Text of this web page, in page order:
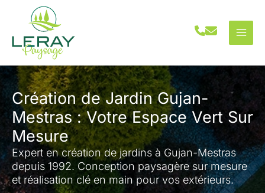
contenu
Création de Jardin Gujan-
Mestras : Votre Espace Vert Sur
Mesure
Expert en création de jardins à Gujan-Mestras
depuis 1992. Conception paysagère sur mesure
et réalisation clé en main pour vos extérieurs.